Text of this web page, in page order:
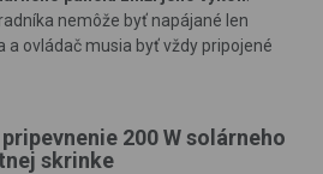
nemôže byť napájané len
ovládač musia byť vždy pripojené
200 W solárneho
skrinke